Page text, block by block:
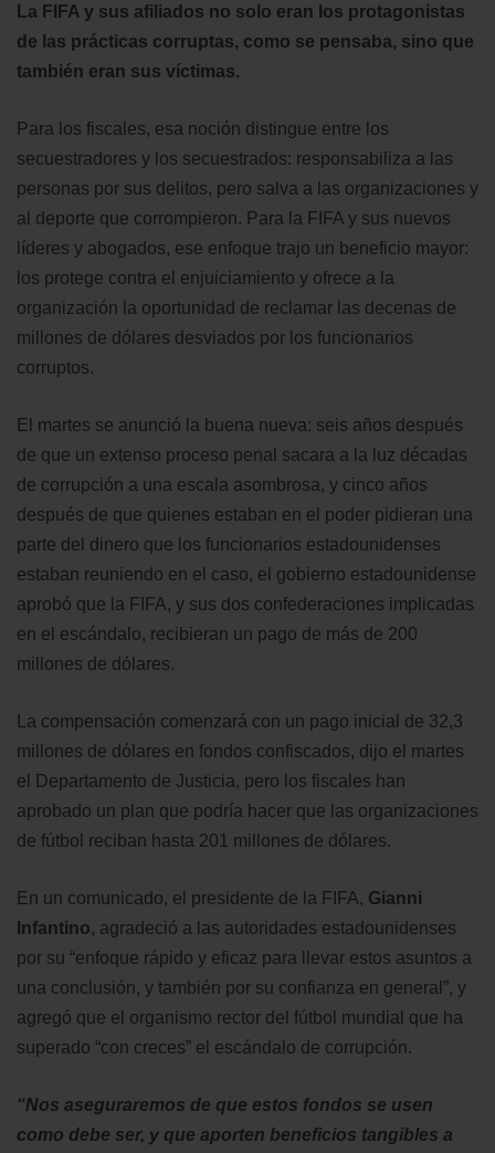
La FIFA y sus afiliados no solo eran los protagonistas
de las prácticas corruptas, como se pensaba, sino que
también eran sus víctimas.
Para los fiscales, esa noción distingue entre los
secuestradores y los secuestrados: responsabiliza a las
personas por sus delitos, pero salva a las organizaciones y
al deporte que corrompieron. Para la FIFA y sus nuevos
líderes y abogados, ese enfoque trajo un beneficio mayor:
los protege contra el enjuiciamiento y ofrece a la
organización la oportunidad de reclamar las decenas de
millones de dólares desviados por los funcionarios
corruptos.
El martes se anunció la buena nueva: seis años después
de que un extenso proceso penal sacara a la luz décadas
de corrupción a una escala asombrosa, y cinco años
después de que quienes estaban en el poder pidieran una
parte del dinero que los funcionarios estadounidenses
estaban reuniendo en el caso, el gobierno estadounidense
aprobó que la FIFA, y sus dos confederaciones implicadas
en el escándalo, recibieran un pago de más de 200
millones de dólares.
La compensación comenzará con un pago inicial de 32,3
millones de dólares en fondos confiscados, dijo el martes
el Departamento de Justicia, pero los fiscales han
aprobado un plan que podría hacer que las organizaciones
de fútbol reciban hasta 201 millones de dólares.
En un comunicado, el presidente de la FIFA, Gianni
Infantino, agradeció a las autoridades estadounidenses
por su “enfoque rápido y eficaz para llevar estos asuntos a
una conclusión, y también por su confianza en general”, y
agregó que el organismo rector del fútbol mundial que ha
superado “con creces” el escándalo de corrupción.
“Nos aseguraremos de que estos fondos se usen
como debe ser, y que aporten beneficios tangibles a